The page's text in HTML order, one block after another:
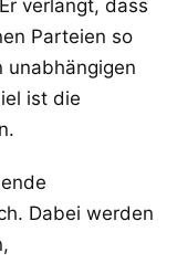
verlangt, dass
Parteien so
ist die
Dabei werden